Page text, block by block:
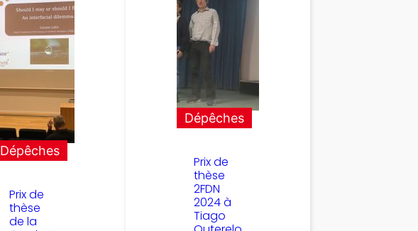
Dépêches
Prix de
thèse
de la
Dépêches
Prix de
thèse
2FDN
2024 à
Tiago